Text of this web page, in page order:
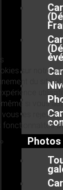
Photos
sur notre
du site et
même si vous
vous les
fonctionnalités